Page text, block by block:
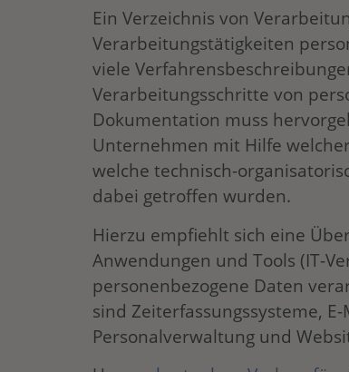
Ein Verzeichnis von
Verarbeitungstätigkeiten
viele
Verarbeitungsschritte von
Dokumentation muss
Unternehmen mit Hilfe
welche technisch-
dabei getroffen wurden.
Hierzu empfiehlt sich eine
Anwendungen und Tools (IT-
personenbezogene Daten
sind Zeiterfassungssysteme,
Personalverwaltung und